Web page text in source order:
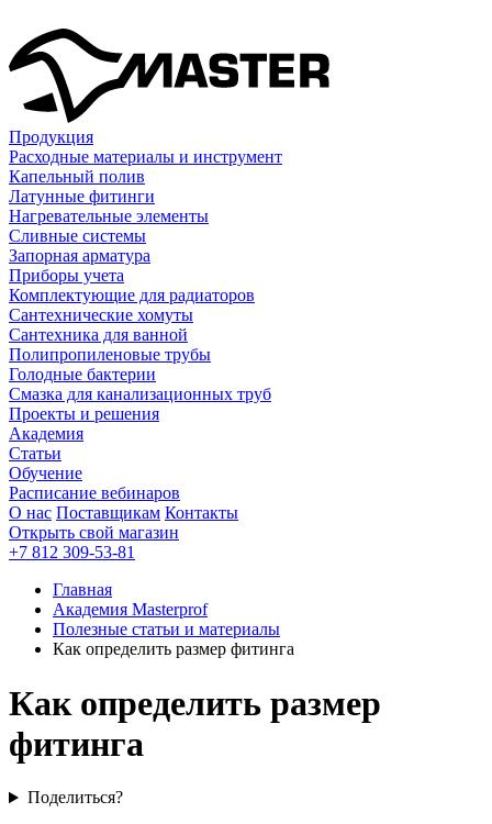
Продукция
Расходные материалы и инструмент
Капельный полив
Латунные фитинги
Нагревательные элементы
Сливные системы
Запорная арматура
Приборы учета
Комплектующие для радиаторов
Сантехнические хомуты
Сантехника для ванной
Полипропиленовые трубы
Голодные бактерии
Смазка для канализационных труб
Проекты и решения
Академия
Статьи
Обучение
Расписание вебинаров
О нас Поставщикам Контакты
Открыть свой магазин
+7 812 309-53-81
Главная
Академия Masterprof
Полезные статьи и материалы
Как определить размер фитинга
Как определить размер
фитинга
Поделиться?